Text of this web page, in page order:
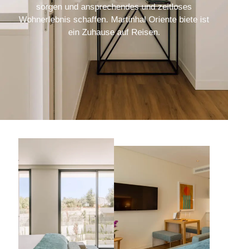
sorgen und ansprechendes und zeitloses
Wohnerlebnis schaffen. Martinhal Oriente biete ist
ein Zuhause auf Reisen.